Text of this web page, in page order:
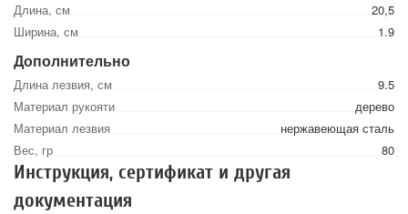
Длина, см
20,5
Ширина, см
1.9
Дополнительно
Длина лезвия, см
9.5
Материал рукояти
дерево
Материал лезвия
нержавеющая сталь
Вес, гр
80
Инструкция, сертификат и другая
документация